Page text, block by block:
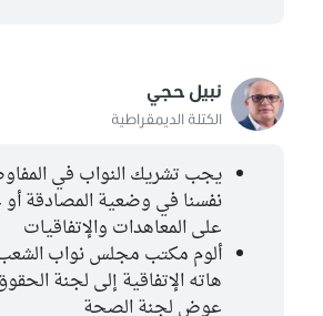
نبيل حجي
الكتلة الديمقراطية
يجب تشريك النواب في
نفسنا في وضعية المصادقة
على المعاهدات والإتفاقيات
ألوم مكتب مجلس نواب
هاته الإتفاقية إلى لجنة
عوض لجنة الصحة
إيمان بالطيب
مستقل
غير منتمين إلى اللجنة1
حليمة همامي
كتلة ائتلاف الكرامة